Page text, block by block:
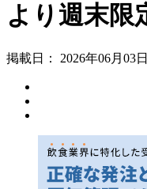
より週末限
掲載日： 2026年06月03